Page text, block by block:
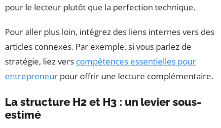
pour le lecteur plutôt que la perfection technique.
Pour aller plus loin, intégrez des liens internes vers des
articles connexes. Par exemple, si vous parlez de
stratégie, liez vers compétences essentielles pour
entrepreneur pour offrir une lecture complémentaire.
La structure H2 et H3 : un levier sous-
estimé